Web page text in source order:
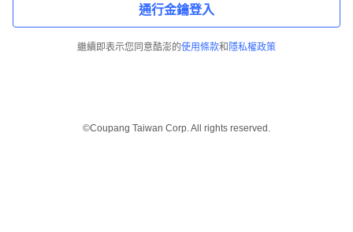
通行金鑰登入
繼續即表示您同意酷澎的使用條款和 隱私權政策
©Coupang Taiwan Corp. All rights reserved.